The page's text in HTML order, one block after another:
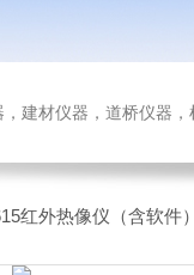
材仪器，道桥仪器，检测
红外热像仪（含软件